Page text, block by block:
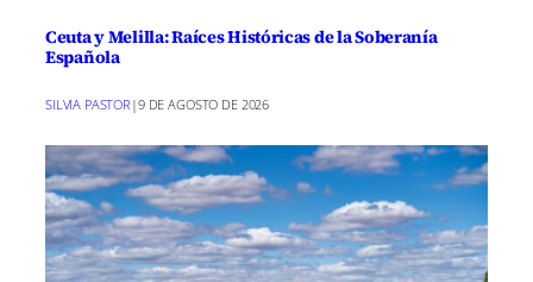
Ceuta y Melilla: Raíces Históricas de la Soberanía
Española
SILVIA PASTOR |9 DE AGOSTO DE 2026